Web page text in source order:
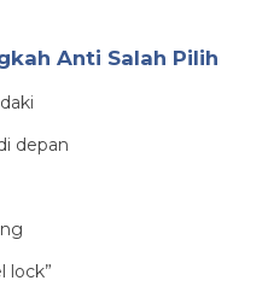
Anti Salah Pilih
depan
lock”